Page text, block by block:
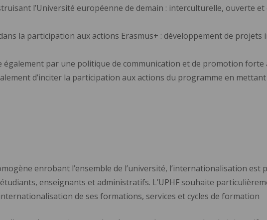
l’Université européenne de demain : interculturelle, ouverte
la participation aux actions Erasmus+ : développement de
également par une politique de communication et de promotion
d’inciter la participation aux actions du programme en
enrobant l’ensemble de l’université, l’internationalisation
enseignants et administratifs. L’UPHF souhaite
de ses formations, services et cycles de formation